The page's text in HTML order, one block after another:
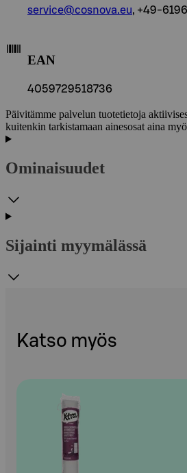
service@cosnova.eu, +49-
EAN
4059729518736
Päivitämme palvelun tuotetietoja
kuitenkin tarkistamaan ainesosat aina
Ominaisuudet
Sijainti myymälässä
Katso myös